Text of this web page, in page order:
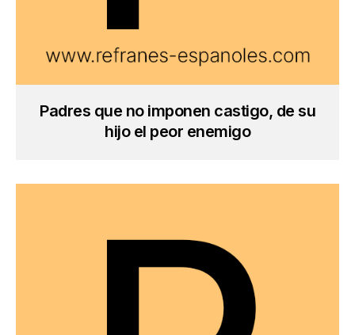
Padres que no imponen castigo, de su
hijo el peor enemigo